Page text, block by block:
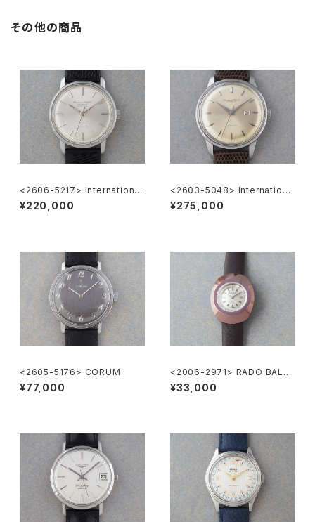
その他の商品
<2606-5217> International
National Co. "TURLER"
¥220,000
<2603-5048> Internationa
l National Co. Ref.648A
¥275,000
<2605-5176> CORUM
¥77,000
<2006-2971> RADO BALVB
OA
¥33,000